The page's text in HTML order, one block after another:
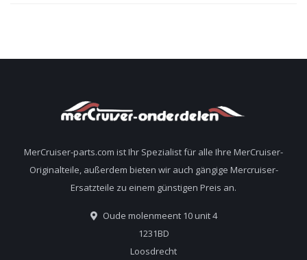
MerCruiser-parts.com ist Ihr Spezialist für alle Ihre MerCruiser-
Originalteile, außerdem bieten wir auch gängige Mercruiser-
Ersatzteile zu einem günstigen Preis an.
Oude molenmeent 10 unit 4
1231BD
Loosdrecht